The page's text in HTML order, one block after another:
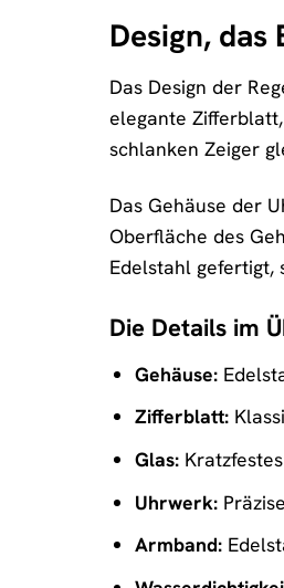
Design,
Das Design der
elegante
schlanken Zeiger
Das Gehäuse der
Oberfläche des
Edelstahl gefertigt,
Die Details im
Gehäuse:
Zifferblatt:
Glas:
Uhrwerk:
Armband: